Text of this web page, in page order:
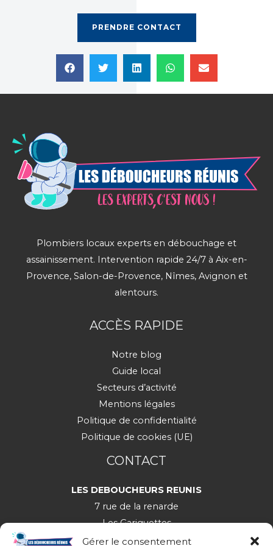
Gérer le consentement
PRENDRE CONTACT
Plombiers locaux experts en débouchage et
assainissement. Intervention rapide 24/7 à Aix-en-
Provence, Salon-de-Provence, Nîmes, Avignon et
alentours.
ACCÈS RAPIDE
Notre blog
Guide local
Secteurs d’activité
Mentions légales
Politique de confidentialité
Politique de cookies (UE)
CONTACT
LES DEBOUCHEURS REUNIS
7 rue de la renarde
Les Gariguettes
30650 Rochefort-du-Gard